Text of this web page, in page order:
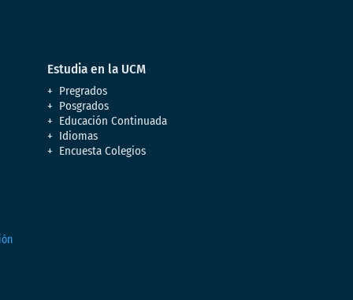
Estudia en la UCM
Pregrados
Posgrados
Educación Continuada
Idiomas
Encuesta Colegios